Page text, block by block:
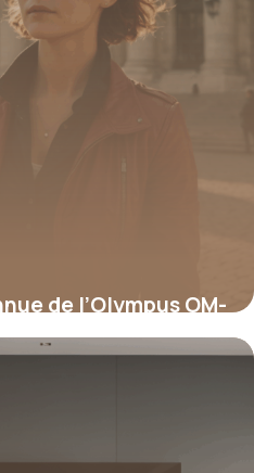
de l’Olympus OM-
allie légèreté,